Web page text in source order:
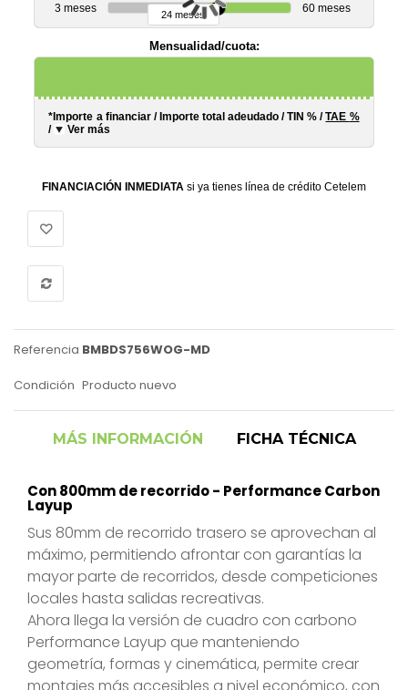
3 meses 24 meses 60 meses
Mensualidad/cuota:
*Importe a financiar /Importe total adeudado/TIN% /TAE %
/
Ver más
FINANCIACIÓN INMEDIATA si ya tienes línea de crédito Cetelem
Referencia BMBDS756WOG-MD
Condición Producto nuevo
MÁS INFORMACIÓN FICHA TÉCNICA
Con 800mm de recorrido - Performance Carbon
Layup
Sus 80mm de recorrido trasero se aprovechan al
máximo, permitiendo afrontar con garantías la
mayor parte de recorridos, desde competiciones
locales hasta salidas recreativas.
Ahora llega la versión de cuadro con carbono
Performance Layup que manteniendo
geometría, formas y cinemática, permite crear